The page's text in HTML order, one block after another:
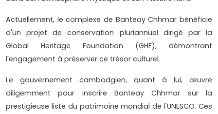
Actuellement, le complexe de Banteay Chhmar bénéficie
d'un projet de conservation pluriannuel dirigé par la
Global Heritage Foundation (GHF), démontrant
l'engagement à préserver ce trésor culturel.
Le gouvernement cambodgien, quant à lui, œuvre
diligemment pour inscrire Banteay Chhmar sur la
prestigieuse liste du patrimoine mondial de l'UNESCO. Ces